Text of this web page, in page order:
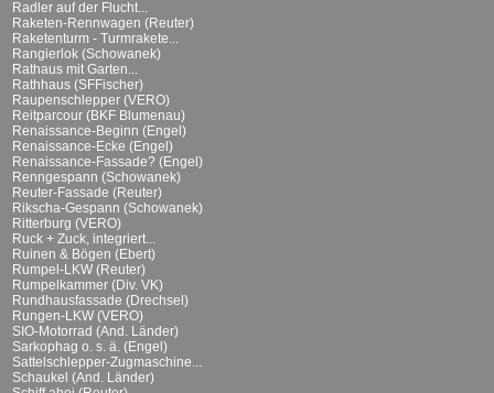
Radler auf der Flucht...
Raketen-Rennwagen (Reuter)
Raketenturm - Turmrakete...
Rangierlok (Schowanek)
Rathaus mit Garten...
Rathhaus (SFFischer)
Raupenschlepper (VERO)
Reitparcour (BKF Blumenau)
Renaissance-Beginn (Engel)
Renaissance-Ecke (Engel)
Renaissance-Fassade? (Engel)
Renngespann (Schowanek)
Reuter-Fassade (Reuter)
Rikscha-Gespann (Schowanek)
Ritterburg (VERO)
Ruck + Zuck, integriert...
Ruinen & Bögen (Ebert)
Rumpel-LKW (Reuter)
Rumpelkammer (Div. VK)
Rundhausfassade (Drechsel)
Rungen-LKW (VERO)
SIO-Motorrad (And. Länder)
Sarkophag o. s. ä. (Engel)
Sattelschlepper-Zugmaschine...
Schaukel (And. Länder)